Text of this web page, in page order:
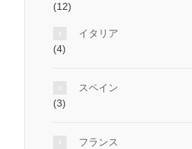
(12)
イタリア
(4)
スペイン
(3)
フランス